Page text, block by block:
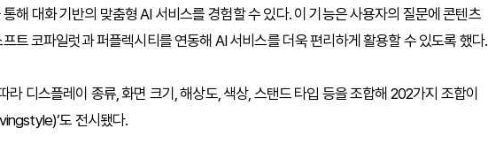
해 대화 기반의 맞춤형 AI 서비스를 경험할 수 있다. 이 기능은 사용자의 질문에 콘텐츠
트 코파일럿과 퍼플렉시티를 연동해 AI 서비스를 더욱 편리하게 활용할 수 있도록 했다.
디스플레이 종류, 화면 크기, 해상도, 색상, 스탠드 타입 등을 조합해 202가지 조합이
도 전시됐다.